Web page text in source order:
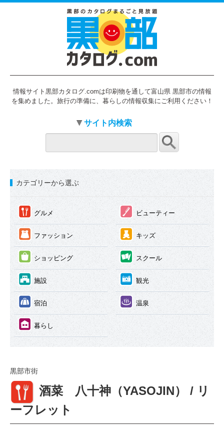
情報サイト黒部カタログ.comは印刷物を通して富山県 黒部市の情報
を集めました。旅行の準備に、暮らしの情報収集にご利用ください！
サイト内検索
カテゴリーから選ぶ
① グルメ ② ビューティー
③ ファッション ④ キッズ
⑤ ショッピング ⑥ スクール
⑦ 施設 ⑧ 観光
⑨ 宿泊 ⑩ 温泉
⑪ 暮らし
黒部市街
① 酒菜 八十神（YASOJIN） / リ
ーフレット